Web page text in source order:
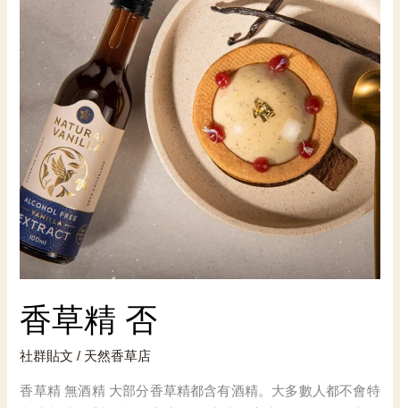
香草精 否
社群貼文 / 天然香草店
香草精 無酒精 大部分香草精都含有酒精。大多數人都不會特